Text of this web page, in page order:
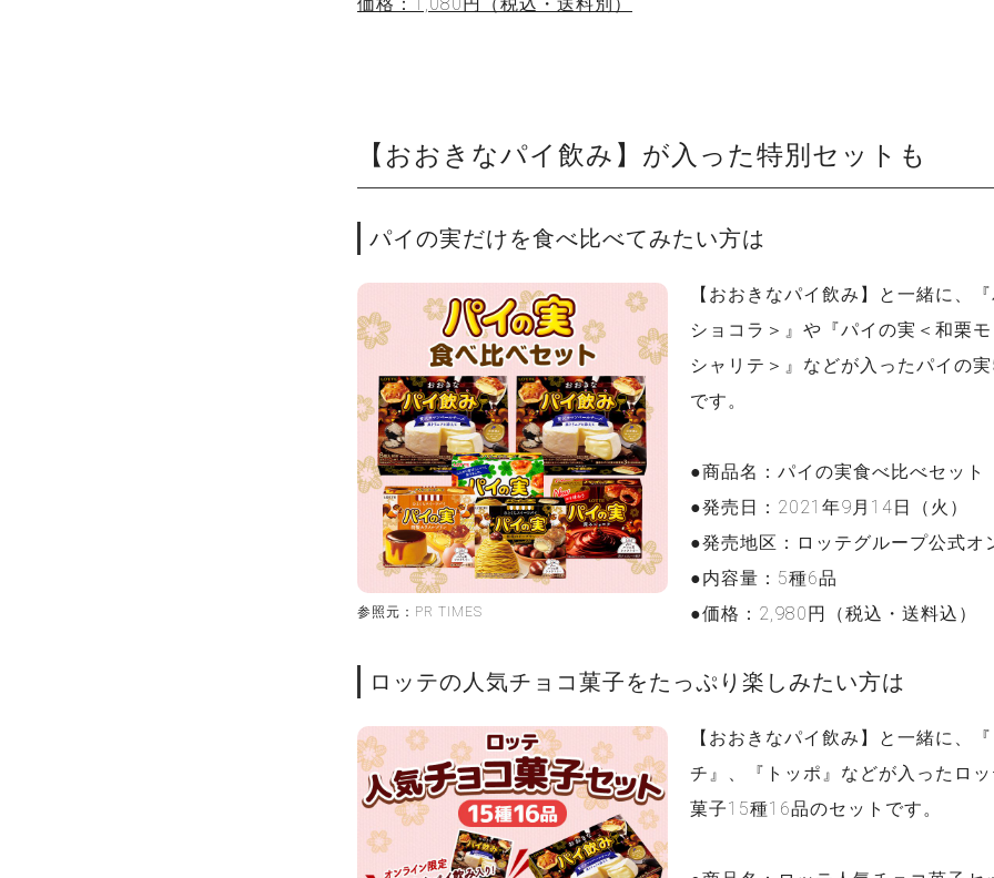
【おおきなパイ飲み】が入った特別セットも
パイの実だけを食べ比べてみたい方は
参照元：PR TIMES
【おおきなパイ飲み】と一緒に、
ショコラ＞』や『パイの実＜和栗
シャリテ＞』などが入ったパイの
です。
●商品名：パイの実食べ比べセット
●発売日：2021年9月14日（火）
●発売地区：ロッテグループ公式オ
●内容量：5種6品
●価格：2,980円（税込・送料込）
ロッテの人気チョコ菓子をたっぷり楽しみたい方は
【おおきなパイ飲み】と一緒に、
チ』、『トッポ』などが入ったロ
菓子15種16品のセットです。